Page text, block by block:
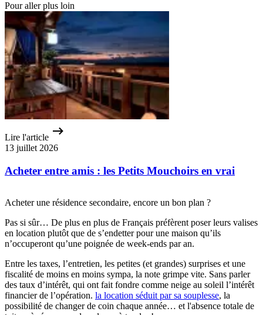
Pour aller plus loin
Lire l'article
13 juillet 2026
Acheter entre amis : les Petits Mouchoirs en vrai
Acheter une résidence secondaire, encore un bon plan ?
Pas si sûr… De plus en plus de Français préfèrent poser leurs valises
en location plutôt que de s’endetter pour une maison qu’ils
n’occuperont qu’une poignée de week-ends par an.
Entre les taxes, l’entretien, les petites (et grandes) surprises et une
fiscalité de moins en moins sympa, la note grimpe vite. Sans parler
des taux d’intérêt, qui ont fait fondre comme neige au soleil l’intérêt
financier de l’opération. la location séduit par sa souplesse, la
possibilité de changer de coin chaque année… et l'absence totale de